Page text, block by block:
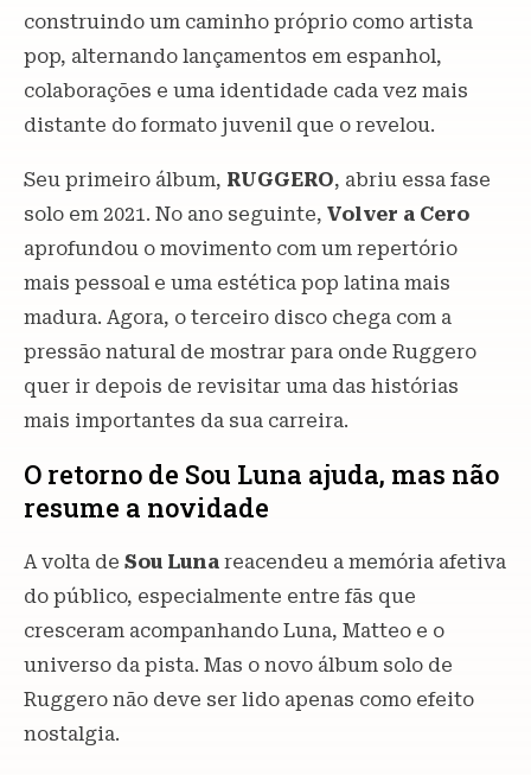
construindo um caminho próprio como artista
pop, alternando lançamentos em espanhol,
colaborações e uma identidade cada vez mais
distante do formato juvenil que o revelou.
Seu primeiro álbum, RUGGERO, abriu essa fase
solo em 2021. No ano seguinte, Volver a Cero
aprofundou o movimento com um repertório
mais pessoal e uma estética pop latina mais
madura. Agora, o terceiro disco chega com a
pressão natural de mostrar para onde Ruggero
quer ir depois de revisitar uma das histórias
mais importantes da sua carreira.
O retorno de Sou Luna ajuda, mas não
resume a novidade
A volta de Sou Luna reacendeu a memória afetiva
do público, especialmente entre fãs que
cresceram acompanhando Luna, Matteo e o
universo da pista. Mas o novo álbum solo de
Ruggero não deve ser lido apenas como efeito
nostalgia.